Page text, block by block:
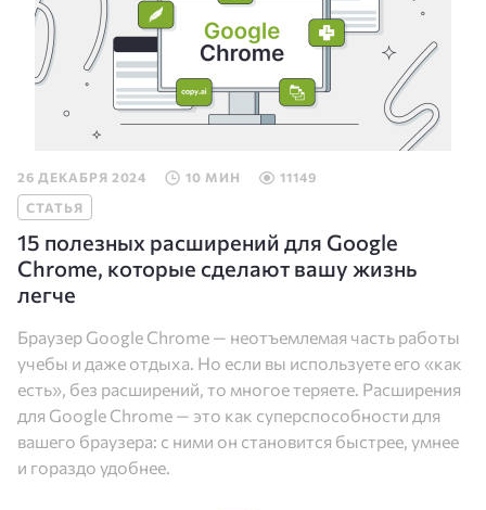
26 ДЕКАБРЯ 2024 10 МИН
11149
СТАТЬЯ
15 полезных расширений для Google
Chrome, которые сделают вашу жизнь
легче
Браузер Google Chrome — неотъемлемая часть работы
учебы и даже отдыха. Но если вы используете его «как
есть», без расширений, то многое теряете. Расширения
для Google Chrome — это как суперспособности для
вашего браузера: с ними он становится быстрее, умнее
и гораздо удобнее.